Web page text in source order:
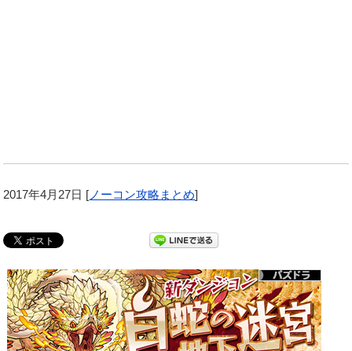
2017年4月27日 [ ノーコン攻略まとめ]